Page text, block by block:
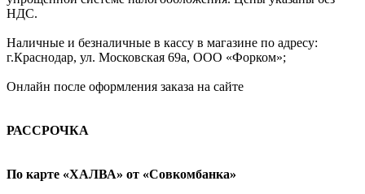
НДС.
Наличные и безналичные в кассу в магазине по адресу:
г.Краснодар, ул. Московская 69а, ООО «Форком»;
Онлайн после оформления заказа на сайте
РАССРОЧКА
По карте «ХАЛВА» от «Совкомбанка»